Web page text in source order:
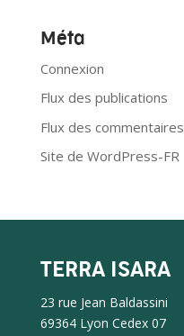
Méta
Connexion
Flux des publications
Flux des commentaires
Site de WordPress-FR
TERRA ISARA
23 rue Jean Baldassini
69364 Lyon Cedex 07